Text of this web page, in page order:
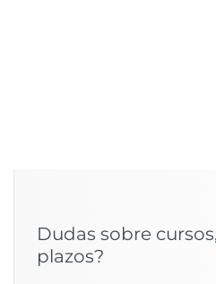
Dudas sobre
plazos?